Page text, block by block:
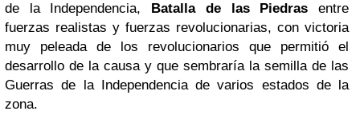
de la Independencia, Batalla de las Piedras entre
fuerzas realistas y fuerzas revolucionarias, con victoria
muy peleada de los revolucionarios que permitió el
desarrollo de la causa y que sembraría la semilla de las
Guerras de la Independencia de varios estados de la
zona.